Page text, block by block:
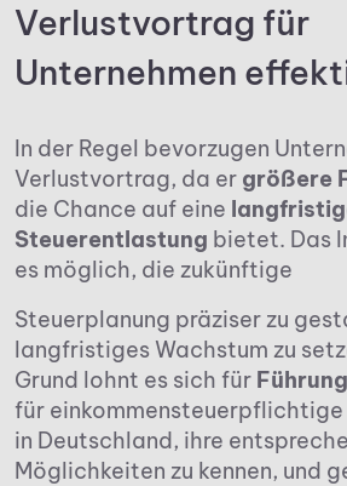
Verlustvortrag für
Unternehmen
In der Regel bevorzugen
Verlustvortrag, da er größere
die Chance auf eine
Steuerentlastung bietet. Das
es möglich, die zukünftige
Steuerplanung präziser zu
langfristiges Wachstum zu
Grund lohnt es sich für
für einkommensteuerpflichtige
in Deutschland, ihre
Möglichkeiten zu kennen, und